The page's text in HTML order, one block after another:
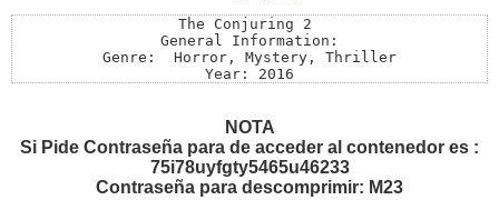
The Conjuring 2
General Information:
Genre:  Horror, Mystery, Thriller
Year: 2016
Writers: Carey Hayes (screenplay), Chad Hayes
Stars: Vera Farmiga, Patrick Wilson, Madison Wolfe
Source: R1
Menus: Untouched
Extras:  None at source
NOTA
Si Pide Contraseña para de acceder al contenedor es :
75i78uyfgty5465u46233
Contraseña para descomprimir: M23